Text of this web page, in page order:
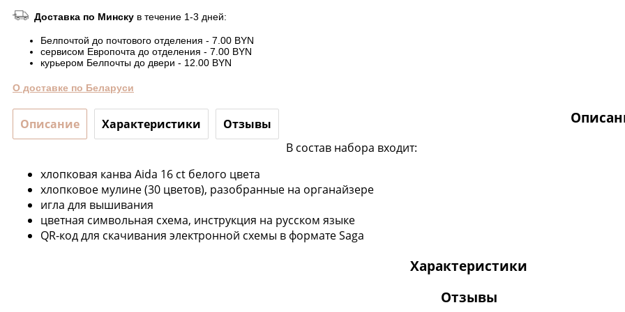
Доставка по Минску в течение 1-3 дней:
Белпочтой до почтового отделения - 7.00 BYN
сервисом Европочта до отделения - 7.00 BYN
курьером Белпочты до двери - 12.00 BYN
О доставке по Беларуси
Описание Характеристики Отзывы
В состав набора входит:
хлопковая канва Aida 16 ct белого цвета
хлопковое мулине (30 цветов), разобранные на органайзере
игла для вышивания
цветная символьная схема, инструкция на русском языке
QR-код для скачивания электронной схемы в формате Saga
Характеристики
Отзывы